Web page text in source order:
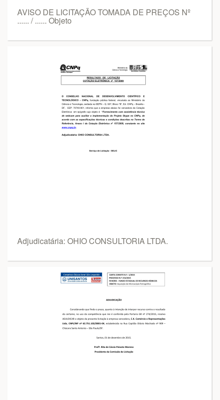
AVISO DE LICITAÇÃO TOMADA DE PREÇOS Nº
...... / ...... Objeto
Adjudicatária: OHIO CONSULTORIA LTDA.